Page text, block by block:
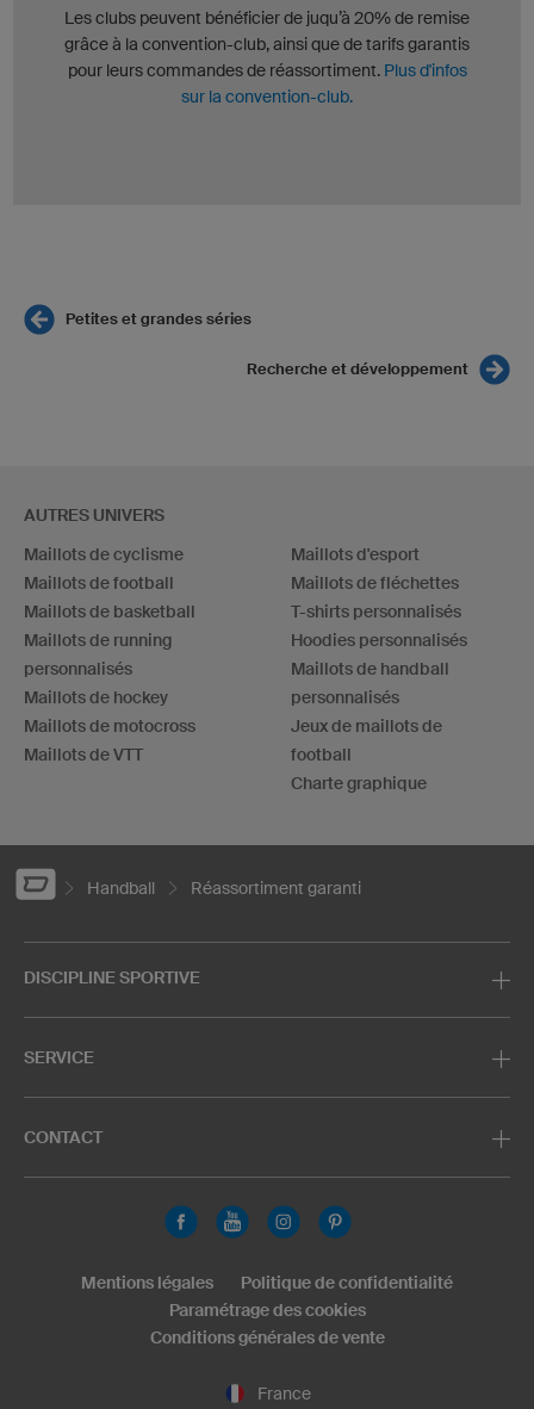
Les clubs peuvent bénéficier de juqu’à 20% de remise
grâce à la convention-club, ainsi que de tarifs garantis
pour leurs commandes de réassortiment. Plus d'infos
sur la convention-club.
Petites et grandes séries
Recherche et développement
AUTRES UNIVERS
Maillots de cyclisme
Maillots de football
Maillots de basketball
Maillots de running
personnalisés
Maillots de hockey
Maillots de motocross
Maillots de VTT
Maillots d'esport
Maillots de fléchettes
T-shirts personnalisés
Hoodies personnalisés
Maillots de handball
personnalisés
Jeux de maillots de
football
Charte graphique
Handball Réassortiment garanti
DISCIPLINE SPORTIVE
SERVICE
CONTACT
France
Mentions légales
Politique de confidentialité
Paramétrage des cookies
Conditions générales de vente